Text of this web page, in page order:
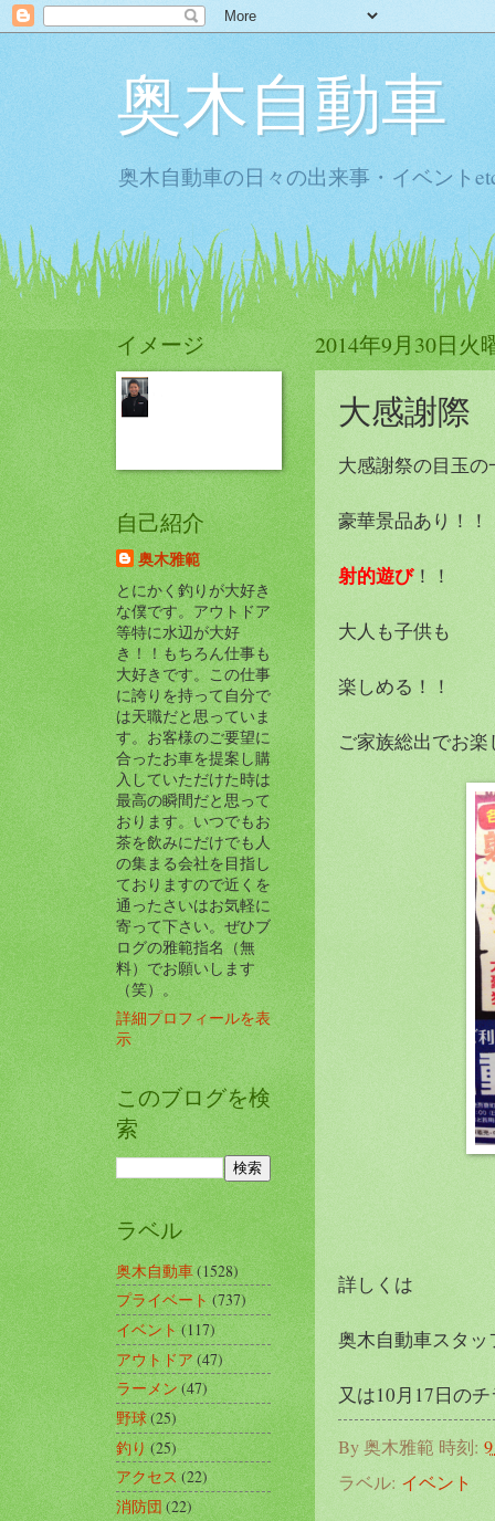
奥木自動車
奥木自動車の日々の出来事・イベント
2014年9月30日火
大感謝
大感謝祭の目玉の
豪華景品あり！！
射的遊び！！
大人も子供も
楽しめる！！
ご家族総出でお
詳しくは
奥木自動車スタッ
又は10月17日の
By奥木雅範 時刻:
ラベル: イベント
イメージ
自己紹介
奥木雅範
とにかく釣りが大好き
な僕です。アウトドア
等特に水辺が大好
き！！もちろん仕事も
大好きです。この仕事
に誇りを持って自分で
は天職だと思っていま
す。お客様のご要望に
合ったお車を提案し購
入していただけた時は
最高の瞬間だと思って
おります。いつでもお
茶を飲みにだけでも人
の集まる会社を目指し
ておりますので近くを
通ったさいはお気軽に
寄って下さい。ぜひブ
ログの雅範指名（無
料）でお願いします
（笑）。
詳細プロフィールを表
示
このブログを検
索
ラベル
奥木自動車(1528)
プライベート(737)
イベント(117)
アウトドア(47)
ラーメン(47)
野球(25)
釣り(25)
アクセス(22)
消防団(22)